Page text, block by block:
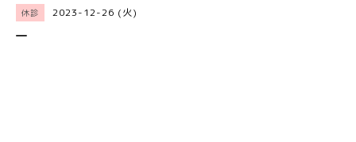
休診 2023-12-26 (火)
―